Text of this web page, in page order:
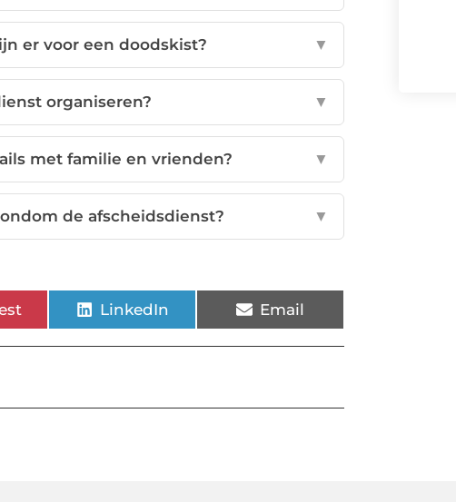
er voor een doodskist? ▼
organiseren? ▼
met familie en vrienden? ▼
de afscheidsdienst? ▼
LinkedIn Email